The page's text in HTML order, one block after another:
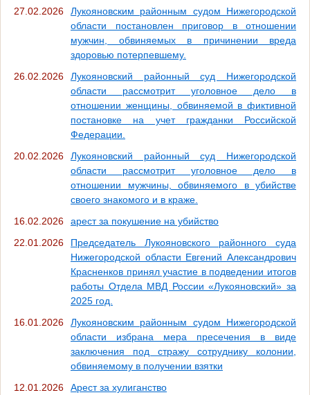
27.02.2026
Лукояновским районным судом Нижегородской
области постановлен приговор в отношении
мужчин, обвиняемых в причинении вреда
здоровью потерпевшему.
26.02.2026
Лукояновский районный суд Нижегородской
области рассмотрит уголовное дело в
отношении женщины, обвиняемой в фиктивной
постановке на учет гражданки Российской
Федерации.
20.02.2026
Лукояновский районный суд Нижегородской
области рассмотрит уголовное дело в
отношении мужчины, обвиняемого в убийстве
своего знакомого и в краже.
16.02.2026
арест за покушение на убийство
22.01.2026
Председатель Лукояновского районного суда
Нижегородской области Евгений Александрович
Красненков принял участие в подведении итогов
работы Отдела МВД России «Лукояновский» за
2025 год.
16.01.2026
Лукояновским районным судом Нижегородской
области избрана мера пресечения в виде
заключения под стражу сотруднику колонии,
обвиняемому в получении взятки
12.01.2026
Арест за хулиганство